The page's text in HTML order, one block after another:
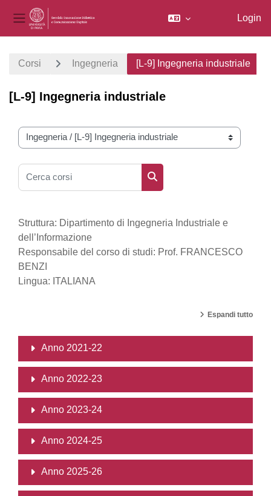
Pannello laterale
Login
Corsi Ingegneria [L-9] Ingegneria industriale
[L-9] Ingegneria industriale
Categorie di corso
Cerca corsi
Cerca corsi
Struttura: Dipartimento di Ingegneria Industriale e
dell’Informazione
Responsabile del corso di studi: Prof. FRANCESCO
BENZI
Lingua: ITALIANA
Espandi tutto
Anno 2021-22
Anno 2022-23
Anno 2023-24
Anno 2024-25
Anno 2025-26